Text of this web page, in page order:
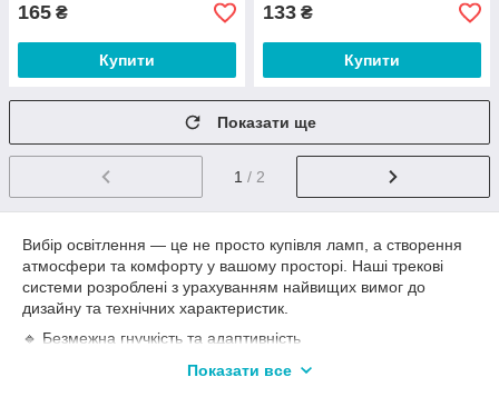
165 ₴
Купити
133 ₴
Купити
Показати ще
1 / 2
Вибір освітлення — це не просто купівля ламп, а створення
атмосфери та комфорту у вашому просторі. Наші трекові
системи розроблені з урахуванням найвищих вимог до
дизайну та технічних характеристик.
🔹 Безмежна гнучкість та адаптивність
Головна перевага трекових систем — мобільність. Ви не
Показати все